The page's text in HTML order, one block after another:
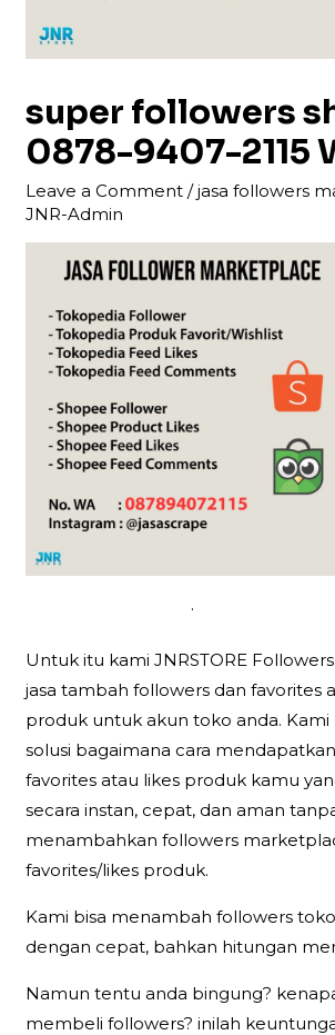
super followers
0878-9407-2115
Leave a Comment /jasa followers
JNR-Admin
.
Untuk itu kami JNRSTORE
jasa tambah followers dan favorites
produk untuk akun toko anda. Kami
solusi bagaimana cara
favorites atau likes produk kamu
secara instan, cepat, dan aman
menambahkan followers
favorites/likes produk.
Kami bisa menambah followers
dengan cepat, bahkan hitungan
Namun tentu anda bingung?
membeli followers? inilah